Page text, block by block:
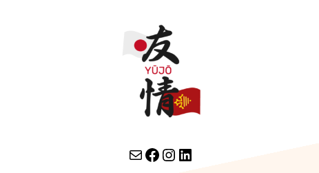
contact par email lien facebook Instagram LinkedIn